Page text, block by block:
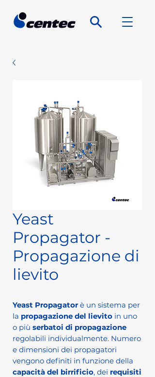
Yeast
Propagator -
Propagazione di
lievito
Yeast Propagatorè un sistema per
la propagazione del lievito in uno
o più serbatoi di propagazione
regolabili individualmente. Numero
e dimensioni dei propagatori
vengono definiti in funzione della
capacità del birrificio, dei requisiti